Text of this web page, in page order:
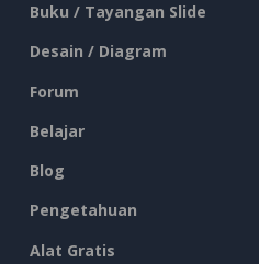
Buku / Tayangan Slide
Desain / Diagram
Forum
Belajar
Blog
Pengetahuan
Alat Gratis